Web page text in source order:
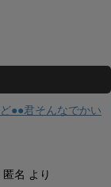
●●君そんなでかい
匿名 より